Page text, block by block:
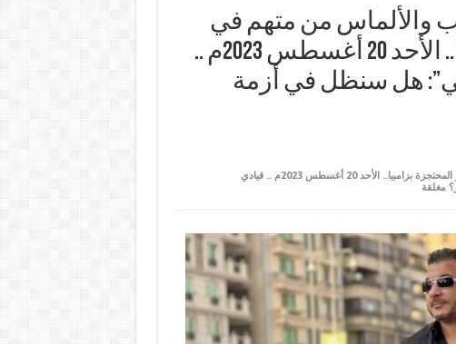
والألماس من متهم في
طائرة الكنز المحتجزة بزامبيا.. الأحد 20 أغسطس 2023م ..
هل سنظل في أزمة
على السيسي تلقى هدايا من الذهب والألماس من متهم في طائرة الكنز المحتجزة بزامبيا.. الأحد 20 أغسطس 2023م .. قيادي
مغلقة